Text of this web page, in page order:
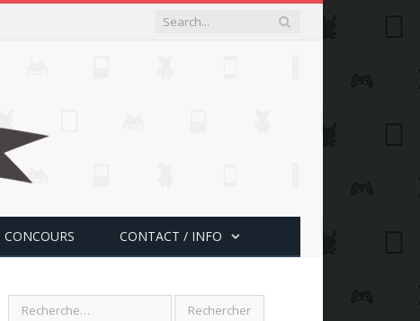
CONCOURS CONTACT / INFO